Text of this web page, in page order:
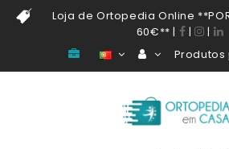
Loja de Ortopedia Online
60€**| |
|